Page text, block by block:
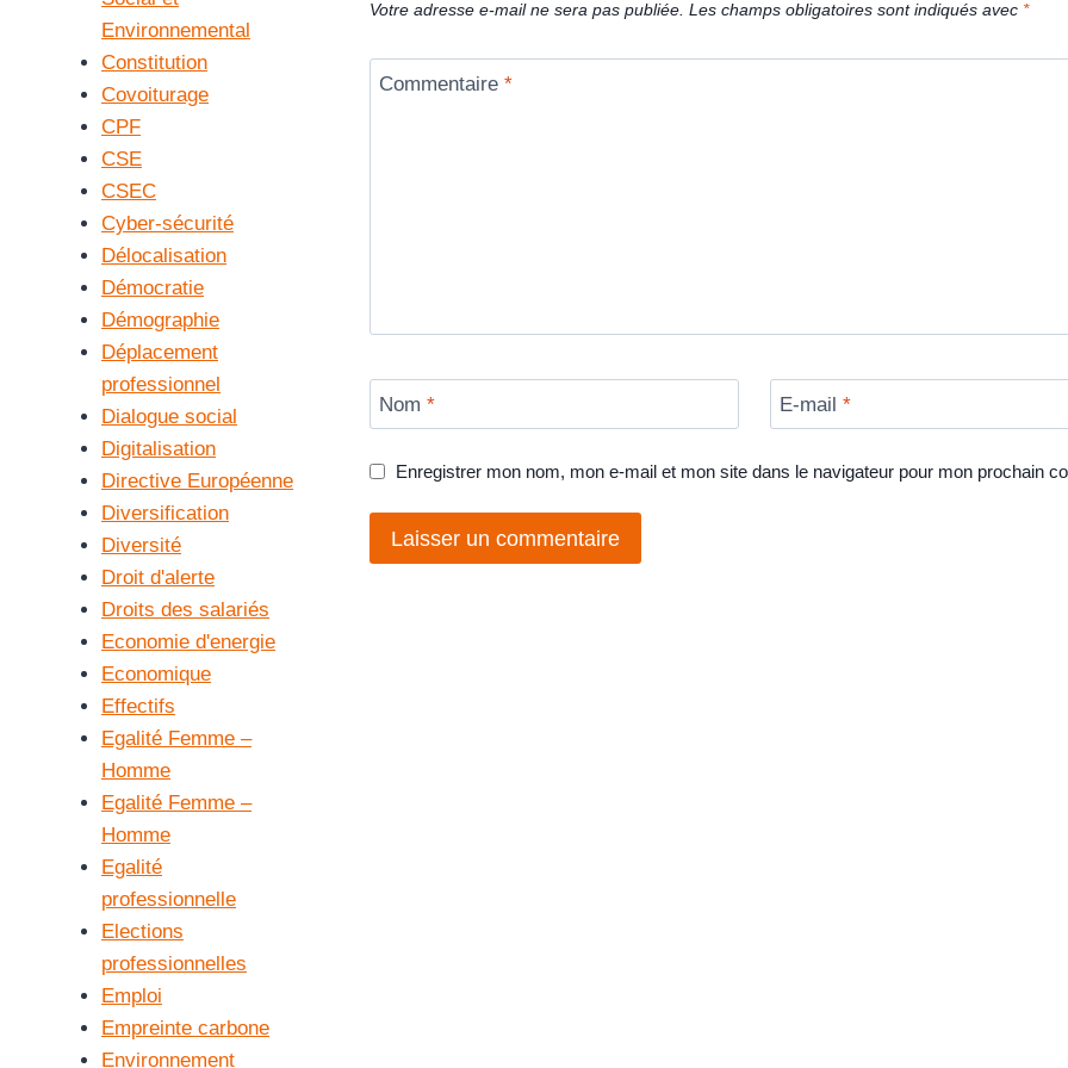
Votre adresse e-mail ne sera pas publiée. Les champs obligatoires sont indiqués avec *
Commentaire *
Nom * E-mail*
Enregistrer mon nom, mon e-mail et mon site dans le navigateur pour mon prochain
Environnemental
Constitution
Covoiturage
CPF
CSE
CSEC
Cyber-sécurité
Délocalisation
Démocratie
Démographie
Déplacement
professionnel
Dialogue social
Digitalisation
Directive Européenne
Diversification
Diversité
Droit d'alerte
Droits des salariés
Economie d'energie
Economique
Effectifs
Egalité Femme –
Homme
Egalité Femme –
Homme
Egalité
professionnelle
Elections
professionnelles
Emploi
Empreinte carbone
Environnement